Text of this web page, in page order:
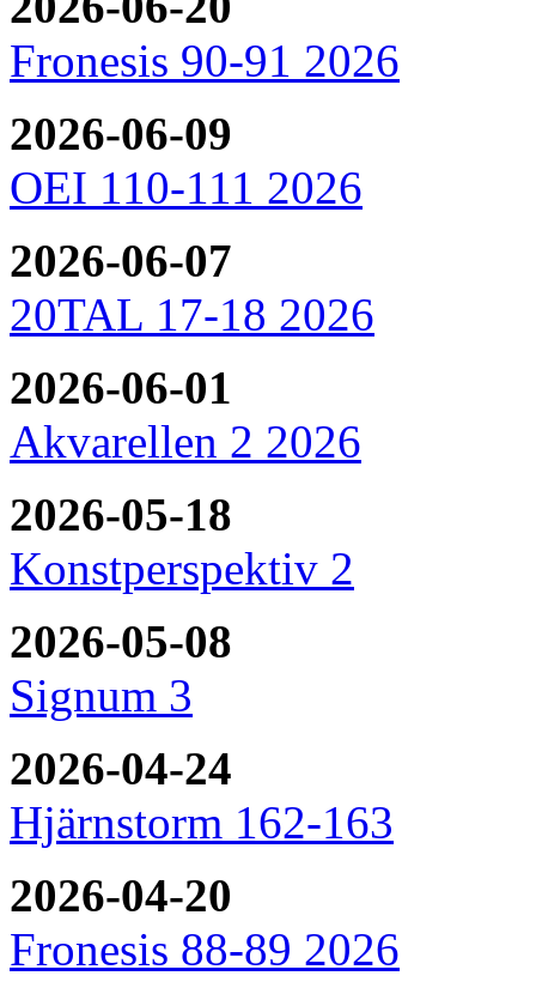
Fronesis 90-91 2026
2026-06-09
OEI 110-111 2026
2026-06-07
20TAL 17-18 2026
2026-06-01
Akvarellen 2 2026
2026-05-18
Konstperspektiv 2
2026-05-08
Signum 3
2026-04-24
Hjärnstorm 162-163
2026-04-20
Fronesis 88-89 2026